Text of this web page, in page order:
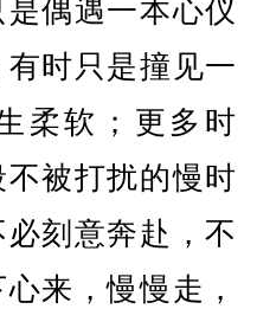
偶遇一本心仪
时只是撞见一
柔软；更多时
被打扰的慢时
刻意奔赴，不
来，慢慢走，